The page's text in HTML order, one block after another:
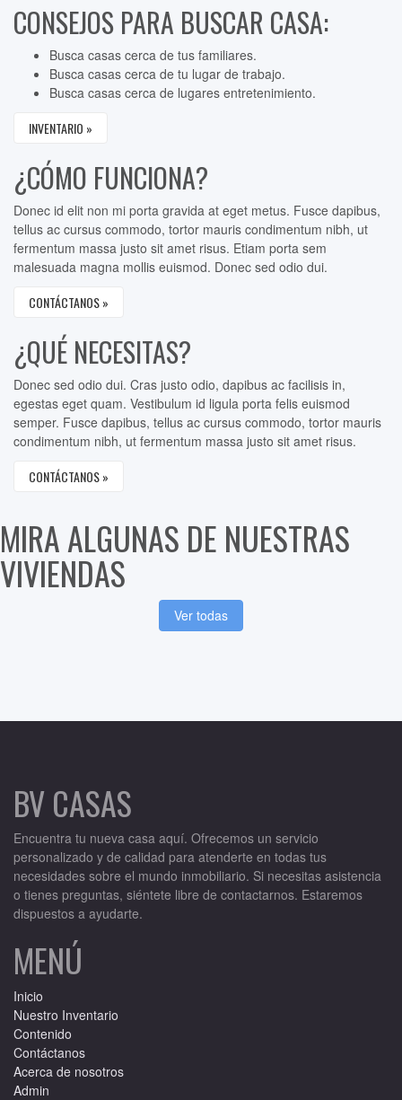
CONSEJOS PARA BUSCAR CASA:
Busca casas cerca de tus familiares.
Busca casas cerca de tu lugar de trabajo.
Busca casas cerca de lugares entretenimiento.
INVENTARIO »
¿CÓMO FUNCIONA?
Donec id elit non mi porta gravida at eget metus. Fusce dapibus,
tellus ac cursus commodo, tortor mauris condimentum nibh, ut
fermentum massa justo sit amet risus. Etiam porta sem
malesuada magna mollis euismod. Donec sed odio dui.
CONTÁCTANOS »
¿QUÉ NECESITAS?
Donec sed odio dui. Cras justo odio, dapibus ac facilisis in,
egestas eget quam. Vestibulum id ligula porta felis euismod
semper. Fusce dapibus, tellus ac cursus commodo, tortor mauris
condimentum nibh, ut fermentum massa justo sit amet risus.
CONTÁCTANOS »
MIRA ALGUNAS DE NUESTRAS
VIVIENDAS
Ver todas
BV CASAS
Encuentra tu nueva casa aquí. Ofrecemos un servicio
personalizado y de calidad para atenderte en todas tus
necesidades sobre el mundo inmobiliario. Si necesitas asistencia
o tienes preguntas, siéntete libre de contactarnos. Estaremos
dispuestos a ayudarte.
MENÚ
Inicio
Nuestro Inventario
Contenido
Contáctanos
Acerca de nosotros
Admin